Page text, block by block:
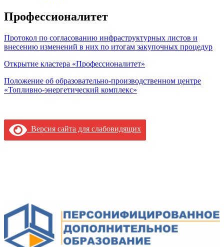
Профессионалитет
Протокол по согласованию инфраструктурных листов и
внесению изменений в них по итогам закупочных процедур
Открытие кластера «Профессионалитет»
Положение об образовательно-производственном центре
«Топливно-энергетический комплекс»
Версия сайта для слабовидящих